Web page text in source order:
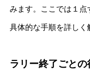
みます。ここでは１
具体的な手順を詳しく
ラリー終了ごと